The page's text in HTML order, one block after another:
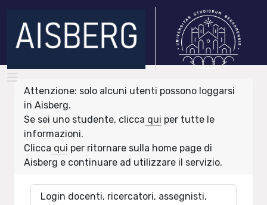
Attenzione: solo alcuni utenti possono loggarsi
in Aisberg.
Se sei uno studente, clicca qui per tutte le
informazioni.
Clicca qui per ritornare sulla home page di
Aisberg e continuare ad utilizzare il servizio.
Login docenti, ricercatori, assegnisti,